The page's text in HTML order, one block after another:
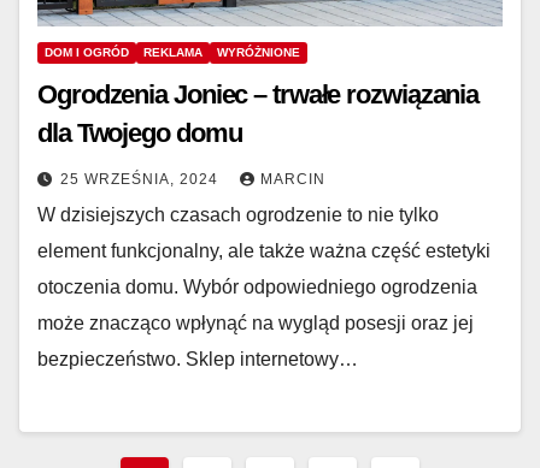
DOM I OGRÓD REKLAMA WYRÓŻNIONE
Ogrodzenia Joniec – trwałe rozwiązania
dla Twojego domu
25 WRZEŚNIA, 2024 MARCIN
W dzisiejszych czasach ogrodzenie to nie tylko
element funkcjonalny, ale także ważna część estetyki
otoczenia domu. Wybór odpowiedniego ogrodzenia
może znacząco wpłynąć na wygląd posesji oraz jej
bezpieczeństwo. Sklep internetowy…